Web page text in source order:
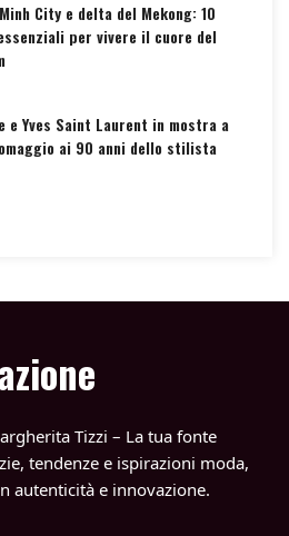
City e delta del Mekong: 10
per vivere il cuore del
e Yves Saint Laurent in mostra a
ai 90 anni dello stilista
Tizzi – La tua fonte
tendenze e ispirazioni moda,
autenticità e innovazione.